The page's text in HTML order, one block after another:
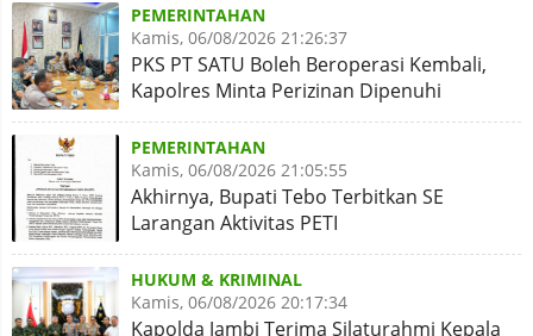
PEMERINTAHAN
Kamis, 06/08/2026 21:26:37
PKS PT SATU Boleh Beroperasi Kembali,
Kapolres Minta Perizinan Dipenuhi
PEMERINTAHAN
Kamis, 06/08/2026 21:05:55
Akhirnya, Bupati Tebo Terbitkan SE
Larangan Aktivitas PETI
HUKUM & KRIMINAL
Kamis, 06/08/2026 20:17:34
Kapolda Jambi Terima Silaturahmi Kepala